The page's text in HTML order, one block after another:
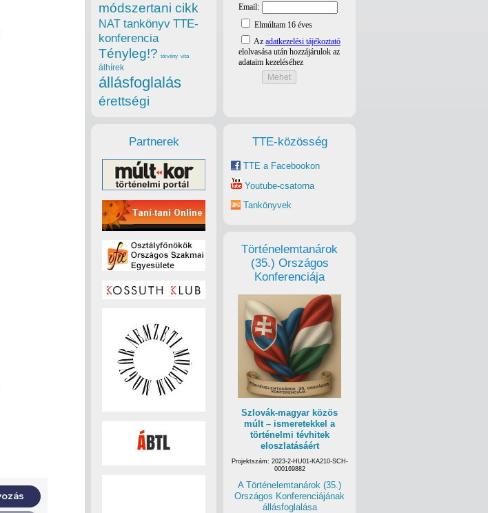
TTE-közösség
TTE a Facebookon
Youtube-csatorna
Tankönyvek
Történelemtanárok
(35.) Országos
Konferenciája
Szlovák-magyar közös
múlt – ismeretekkel a
történelmi tévhitek
eloszlatásáért
Projektszám: 2023-2-HU01-KA210-SCH-
000169882
A Történelemtanárok (35.)
Országos Konferenciájának
állásfoglalása
módszertani cikk
NAT tankönyv TTE-
konferencia
Tényleg!? törvény vita
álhírek
állásfoglalás
érettségi
Partnerek